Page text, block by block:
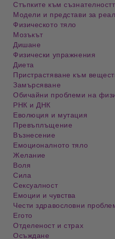
Стъпките към
Модели и представи за
Физическото тяло
Мозъкът
Дишане
Физически упражнения
Диета
Пристрастяване към
Замърсяване
Обичайни проблеми на
РНК и ДНК
Еволюция и мутация
Превъплъщение
Възнесение
Емоционалното тяло
Желание
Воля
Сила
Сексуалност
Емоции и чувства
Чести здравословни
Егото
Отделеност и страх
Осъждане